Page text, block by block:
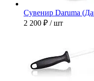
Сувенир Daruma
2 200 ₽ / шт